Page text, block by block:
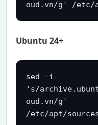
oud.vn/g' /etc/
Ubuntu 24+
sed -i
's/
oud.vn/g'
/etc/apt/